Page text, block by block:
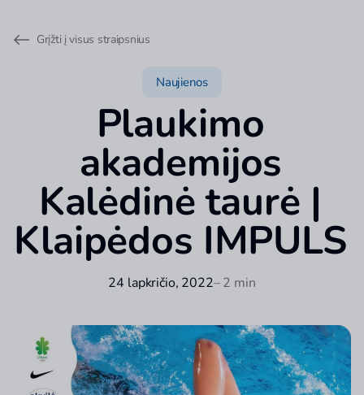
Grįžti į visus straipsnius
Naujienos
Plaukimo
akademijos
Kalėdinė taurė |
Klaipėdos IMPULS
24 lapkričio, 2022– 2 min